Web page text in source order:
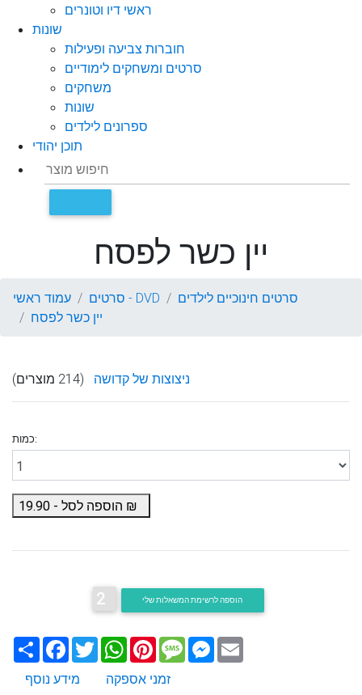
ראשי דיו וטונרים
שונות
חוברות צביעה ופעילות
סרטים ומשחקים לימודיים
משחקים
שונות
ספרונים לילדים
תוכן יהודי
יין כשר לפסח
עמוד ראשי סרטים - DVD
סרטים חינוכיים לילדים
יין כשר לפסח
ניצוצות של קדושה (214 מוצרים)
כמות:
הוספה לסל - 19.90
2 הוספה לרשימת המשאלות שלי
שתף Facebook
TwitterWhatsApp
PinterestMessageMessenger
מידע נוסף זמני אספקה